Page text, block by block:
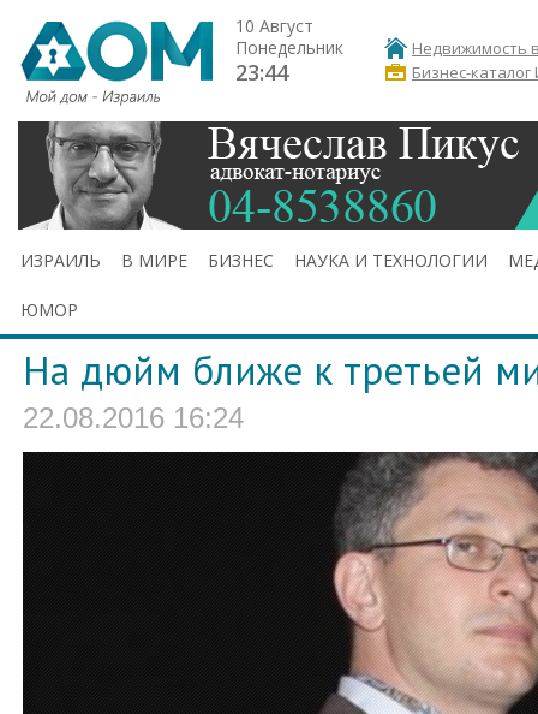
10 Август
Понедельник
23:44
Недвижимость
Бизнес-каталог
ИЗРАИЛЬ В МИРЕ БИЗНЕС НАУКА И ТЕХНОЛОГИИ
ЮМОР
На дюйм ближе к третьей
22.08.2016 16:24